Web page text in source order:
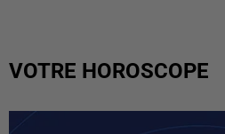
VOTRE HOROSCOPE